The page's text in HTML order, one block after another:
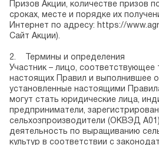
Призов Акции, количестве призов
сроках, месте и порядке их
Интернет по адресу: https://
Сайт Акции).
2.
Термины и определения
Участник – лицо, соответствующее
настоящих Правил и выполнившее
установленные настоящими
могут стать юридические лица,
предприниматели,
сельхозпроизводители (ОКВЭД
деятельность по выращиванию
культур в соответствии с